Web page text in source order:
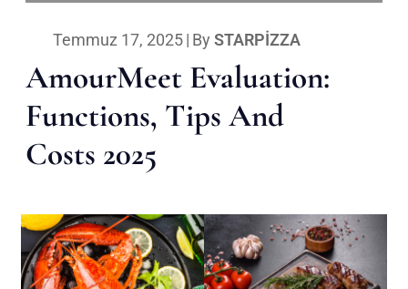
Temmuz 17, 2025| By STARPIZZA
AmourMeet Evaluation:
Functions, Tips And
Costs 2025